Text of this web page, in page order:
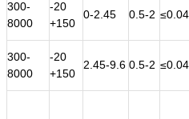
300-
8000
-20
+150
0-2.45 0.5-2 ≤0.04
300-
8000
-20
+150
2.45-9.6 0.5-2 ≤0.04